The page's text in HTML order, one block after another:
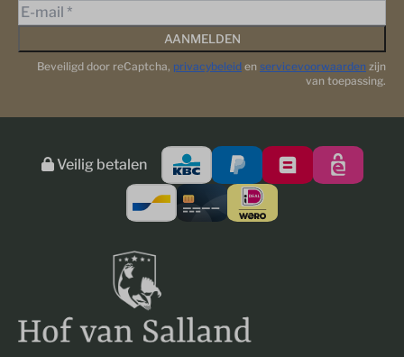
AANMELDEN
Beveiligd door reCaptcha, privacybeleid en servicevoorwaarden zijn
van toepassing.
Veilig betalen